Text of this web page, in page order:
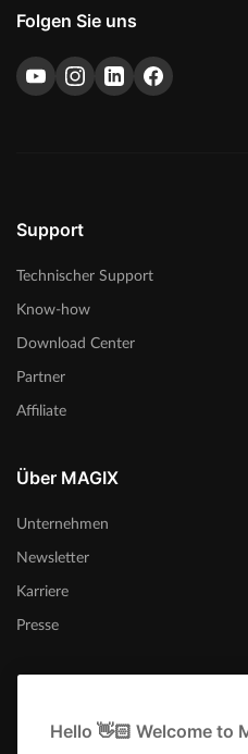
Folgen Sie uns
Support
Technischer Support
Know-how
Download Center
Partner
Affiliate
Über MAGIX
Unternehmen
Newsletter
Karriere
Presse
Schweiz
Hello 👋🏻 Welcome to